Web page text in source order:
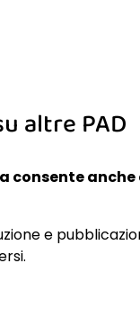
altre PAD
consente
e